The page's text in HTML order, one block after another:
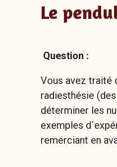
Le
Question :
Vous avez traité
radiesthésie
déterminer les
exemples
remerciant en